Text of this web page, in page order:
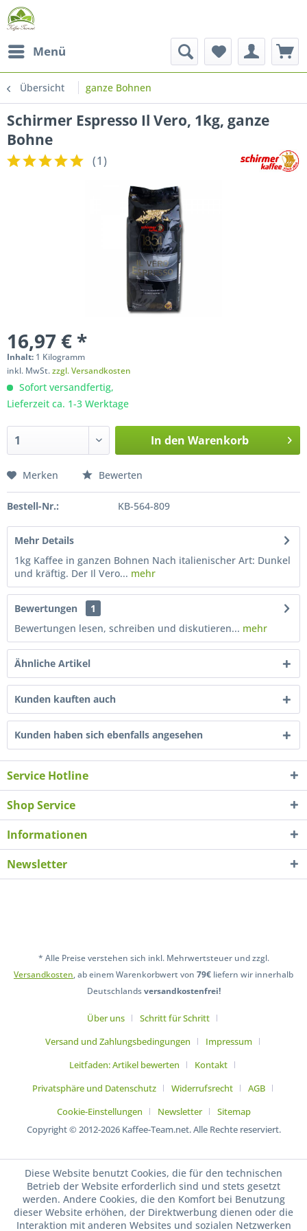
Menü
Übersicht ganze Bohnen
Schirmer Espresso Il Vero, 1kg, ganze
Bohne
(1)
16,97 € *
Inhalt: 1 Kilogramm
inkl. MwSt.zzgl. Versandkosten
Sofort versandfertig,
Lieferzeit ca. 1-3 Werktage
In den Warenkorb
Merken Bewerten
Bestell-Nr.: KB-564-809
Mehr Details
1kg Kaffee in ganzen Bohnen Nach italienischer Art: Dunkel
und kräftig. Der Il Vero... mehr
Bewertungen
1
Bewertungen lesen, schreiben und diskutieren... mehr
Ähnliche Artikel
Kunden kauften auch
Kunden haben sich ebenfalls angesehen
Service Hotline
Shop Service
Informationen
Newsletter
* Alle Preise verstehen sich inkl. Mehrwertsteuer und zzgl.
Versandkosten, ab einem Warenkorbwert von 79€ liefern wir innerhalb
Deutschlandsversandkostenfrei!
Über uns
Schritt für Schritt
Versand und Zahlungsbedingungen
Impressum
Leitfaden: Artikel bewerten
Kontakt
Privatsphäre und Datenschutz
Widerrufsrecht
AGB
Cookie-Einstellungen
Newsletter
Sitemap
Copyright © 2012-2026 Kaffee-Team.net. Alle Rechte reserviert.
Diese Website benutzt Cookies, die für den technischen
Betrieb der Website erforderlich sind und stets gesetzt
werden. Andere Cookies, die den Komfort bei Benutzung
dieser Website erhöhen, der Direktwerbung dienen oder die
Interaktion mit anderen Websites und sozialen Netzwerken